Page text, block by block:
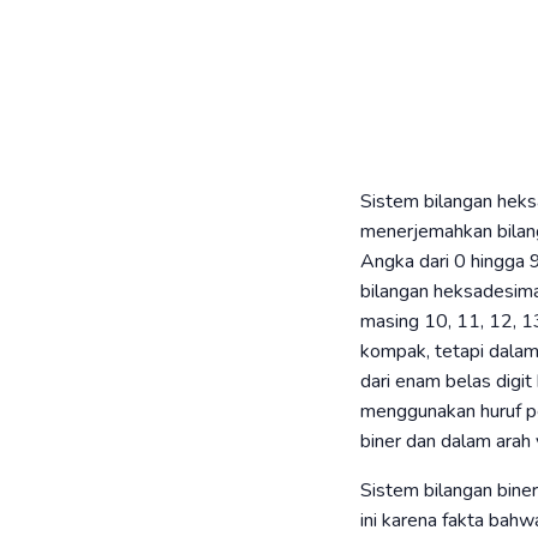
Sistem bilangan
menerjemahkan
Angka dari 0 hingga
bilangan
masing 10, 11, 12,
kompak, tetapi
dari enam belas
menggunakan huruf
biner dan dalam
Sistem bilangan
ini karena fakta